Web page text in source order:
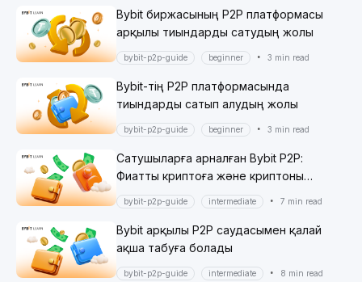
Bybit биржасының P2P платформасы
арқылы тиындарды сатудың жолы
bybit-p2p-guide beginner • 3 min read
Bybit-тің P2P платформасында
тиындарды сатып алудың жолы
bybit-p2p-guide beginner • 3 min read
Сатушыларға арналған Bybit P2P:
Фиатты криптоға және криптоны
фиатқа ыңғайлы конвертациялаудың
кілті
bybit-p2p-guide intermediate • 7 min read
Bybit арқылы P2P саудасымен қалай
ақша табуға болады
bybit-p2p-guide intermediate • 8 min read